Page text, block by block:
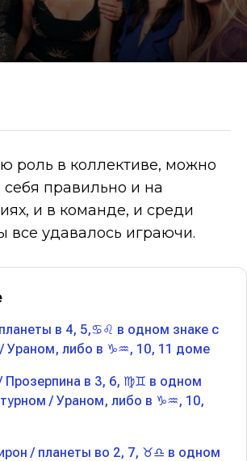
роль в коллективе, можно
себя правильно и на
и в команде, и среди
все удавалось играючи.
в 4, 5,♋️♌️ в одном знаке с
Ураном, либо в ♑️♒️, 10, 11 доме
Прозерпина в 3, 6, ♍️♊️ в одном
/ Ураном, либо в ♑️♒️, 10,
/ планеты во 2, 7, ♉️♎️ в одном